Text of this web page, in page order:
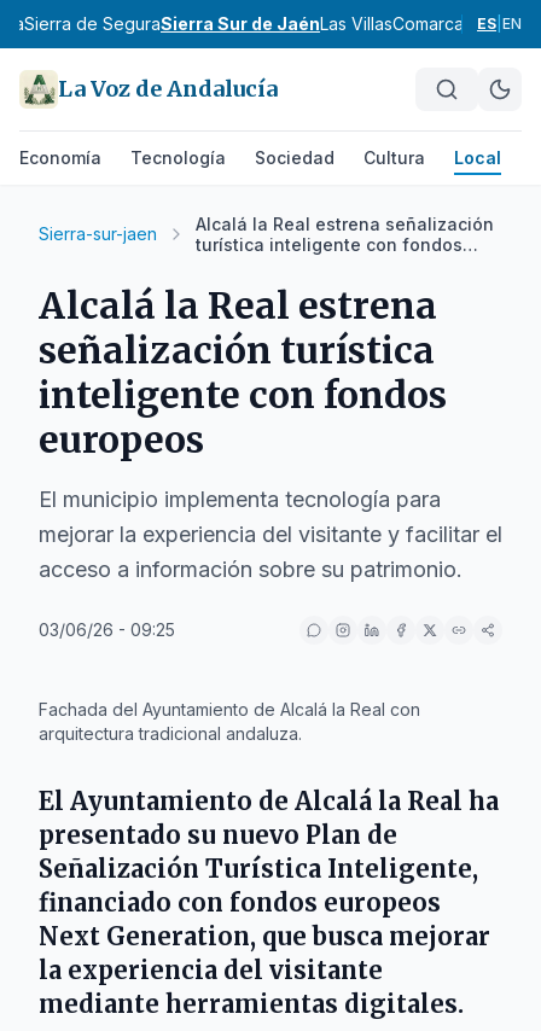
Sierra de SeguraSierra Sur de JaénLas VillasComarca de
ES EN
La Voz de Andalucía
Economía Tecnología Sociedad Cultura Local
Sierra-sur-jaen
Alcalá la Real estrena señalización
turística inteligente con fondos
Alcalá la Real estrena
señalización turística
inteligente con fondos
europeos
El municipio implementa tecnología para
mejorar la experiencia del visitante y facilitar el
acceso a información sobre su patrimonio.
03/06/26 - 09:25
Fachada del Ayuntamiento de Alcalá la Real con
arquitectura tradicional andaluza.
El Ayuntamiento de Alcalá la Real ha
presentado su nuevo Plan de
Señalización Turística Inteligente,
financiado con fondos europeos
Next Generation, que busca mejorar
la experiencia del visitante
mediante herramientas digitales.